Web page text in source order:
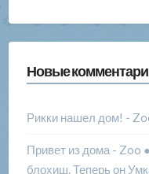
Новые
Рикки нашел дом! -
Привет из дома - Zoo
блохиш. Теперь он